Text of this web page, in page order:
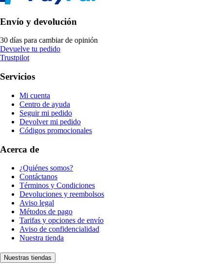
Envío y devolución
30 días para cambiar de opinión
Devuelve tu pedido
Trustpilot
Servicios
Mi cuenta
Centro de ayuda
Seguir mi pedido
Devolver mi pedido
Códigos promocionales
Acerca de
¿Quiénes somos?
Contáctanos
Términos y Condiciones
Devoluciones y reembolsos
Aviso legal
Métodos de pago
Tarifas y opciones de envío
Aviso de confidencialidad
Nuestra tienda
Nuestras tiendas